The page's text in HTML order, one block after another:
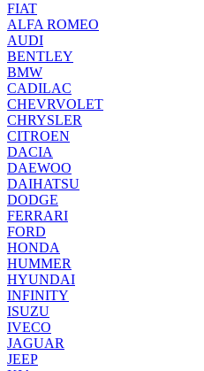
FIAT
ALFA ROMEO
AUDI
BENTLEY
BMW
CADILAC
CHEVRVOLET
CHRYSLER
CITROEN
DACIA
DAEWOO
DAIHATSU
DODGE
FERRARI
FORD
HONDA
HUMMER
HYUNDAI
INFINITY
ISUZU
IVECO
JAGUAR
JEEP